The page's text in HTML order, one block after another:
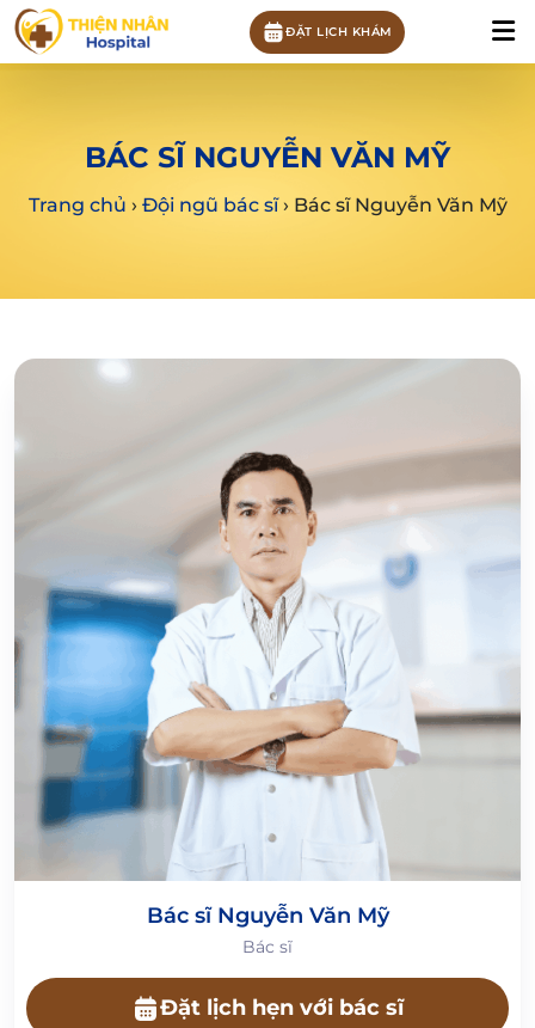
ĐẶT LỊCH KHÁM
BÁC SĨ NGUYỄN VĂN MỸ
Trang chủ › Đội ngũ bác sĩ› Bác sĩ Nguyễn Văn Mỹ
Bác sĩ Nguyễn Văn Mỹ
Bác sĩ
Đặt lịch hẹn với bác sĩ